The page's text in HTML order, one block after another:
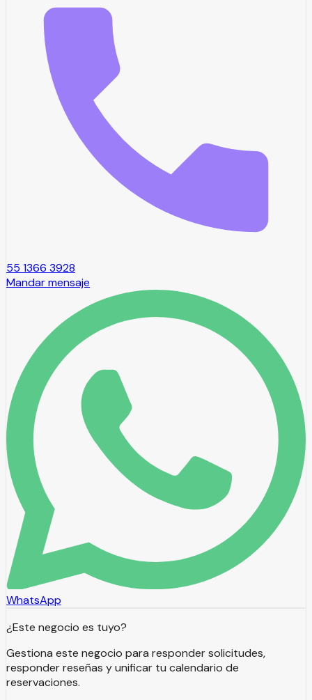
55 1366 3928
Mandar mensaje
WhatsApp
¿Este negocio es tuyo?
Gestiona este negocio para responder solicitudes,
responder reseñas y unificar tu calendario de
reservaciones.